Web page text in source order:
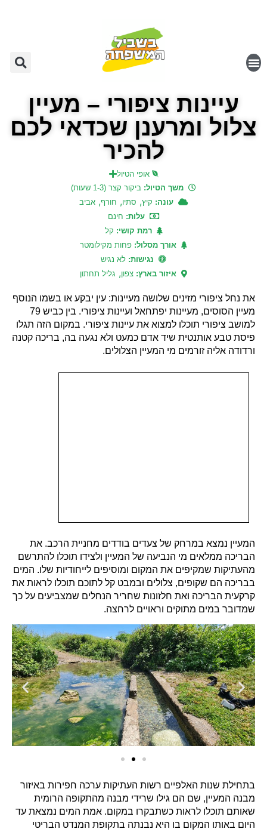
עיינות ציפורי – מעיין
צלול ומרענן שכדאי לכם
להכיר
אופי הטיול
משך הטיול: ביקור קצר (1-3 שעות)
עונה: קיץ, סתיו, חורף, אביב
עלות: חינם
רמת קושי: קל
אורך מסלול: פחות מקילומטר
נגישות: לא נגיש
איזור בארץ: צפון, גליל תחתון
את נחל ציפורי מזינים שלושה מעיינות: עין יבקע או בשמו הנוסף
מעיין הסוסים, מעיינות יפתחאל ועיינות ציפורי. בין כביש 79
למושב ציפורי תוכלו למצוא את עיינות ציפורי. במקום הזה תגלו
פיסת טבע אותנטית שיד אדם כמעט ולא נגעה בה, בריכה קטנה
ורדודה אליה זורמים מי המעיין הצלולים.
המעיין נמצא במרחק של צעדים בודדים מחניית הרכב. את
הבריכה ממלאים מי הנביעה של המעיין ולצידו תוכלו להתרשם
מהעתיקות שמקיפים את המקום ומוסיפים לייחודיות שלו. המים
בבריכה הם שקופים, צלולים ובמבט קל לתוכם תוכלו לראות את
קרקעית הבריכה ואת חלזונות שחריר הנחלים שמצביעים על כך
שמדובר במים מתוקים וראויים לרחצה.
בתחילת שנות האלפיים רשות העתיקות ערכה חפירות באיזור
מבנה המעיין, שם הם גילו שרידי מבנה מהתקופה הרומית
שאותם תוכלו לראות כשתבקרו במקום. אמת המים נמצאת עד
היום באותו המקום בו היא נבנתה בתקופת המנדט הבריטי